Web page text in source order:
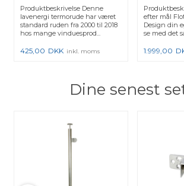
Produktbeskrivelse Denne
lavenergi termorude har været
standard ruden fra 2000 til 2018
hos mange vinduesprod...
425,00 DKK inkl. moms
efter mål
Design din
se med det
1.999,00
Dine senest